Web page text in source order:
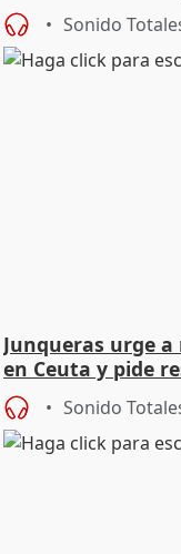
Sonido
Junqueras urge
en Ceuta y pide
Sonido